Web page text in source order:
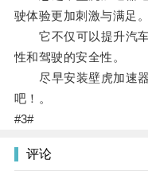
驶体验更加刺激与满足。
它不仅可以提升汽车
性和驾驶的安全性。
尽早安装壁虎加速器
吧！。
#3#
评论